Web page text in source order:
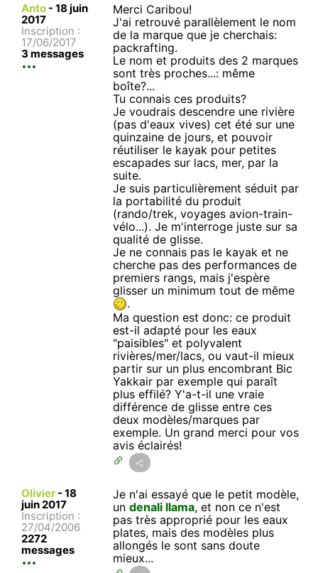
Anto - 18 juin
2017
Inscription :
17/06/2017
3 messages
Merci Caribou!
J'ai retrouvé parallèlement le nom
de la marque que je cherchais:
packrafting.
Le nom et produits des 2 marques
sont très proches...: même
boîte?...
Tu connais ces produits?
Je voudrais descendre une rivière
(pas d'eaux vives) cet été sur une
quinzaine de jours, et pouvoir
réutiliser le kayak pour petites
escapades sur lacs, mer, par la
suite.
Je suis particulièrement séduit par
la portabilité du produit
(rando/trek, voyages avion-train-
vélo...). Je m'interroge juste sur sa
qualité de glisse.
Je ne connais pas le kayak et ne
cherche pas des performances de
premiers rangs, mais j'espère
glisser un minimum tout de même
.
Ma question est donc: ce produit
est-il adapté pour les eaux
"paisibles" et polyvalent
rivières/mer/lacs, ou vaut-il mieux
partir sur un plus encombrant Bic
Yakkair par exemple qui paraît
plus effilé? Y'a-t-il une vraie
différence de glisse entre ces
deux modèles/marques par
exemple. Un grand merci pour vos
avis éclairés!
Olivier - 18
juin 2017
Inscription :
27/04/2006
2272
messages
Je n'ai essayé que le petit modèle,
undenali llama, et non ce n'est
pas très approprié pour les eaux
plates, mais des modèles plus
allongés le sont sans doute
mieux...